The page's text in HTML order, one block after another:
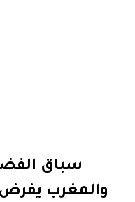
سباق
والمغرب